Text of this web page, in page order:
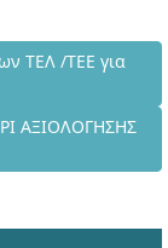
ΤΕΛ /ΤΕΕ για
ΠΔ 60/2006
ΑΞΙΟΛΟΓΗΣΗΣ